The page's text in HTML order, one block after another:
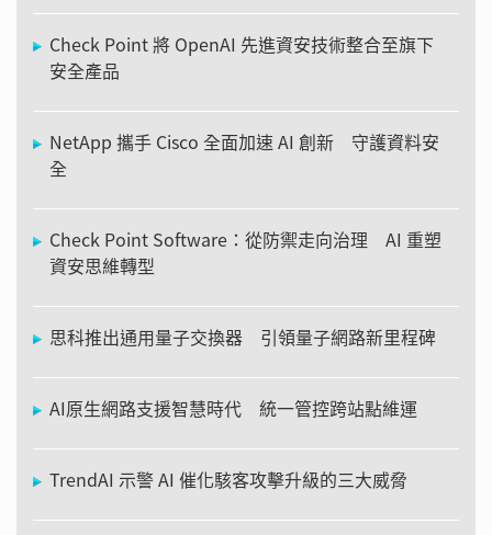
Check Point 將 OpenAI 先進資安技術整合至旗下
安全產品
NetApp 攜手 Cisco 全面加速 AI 創新 守護資料安
全
Check Point Software：從防禦走向治理 AI 重塑
資安思維轉型
思科推出通用量子交換器 引領量子網路新里程碑
AI原生網路支援智慧時代 統一管控跨站點維運
TrendAI 示警 AI 催化駭客攻擊升級的三大威脅